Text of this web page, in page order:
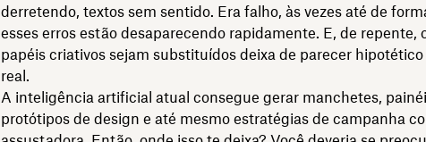
derretendo, textos sem sentido. Era falho, às vezes até de
esses erros estão desaparecendo rapidamente. E, de repente,
papéis criativos sejam substituídos deixa de parecer hipotético
real.
A inteligência artificial atual consegue gerar manchetes,
protótipos de design e até mesmo estratégias de campanha